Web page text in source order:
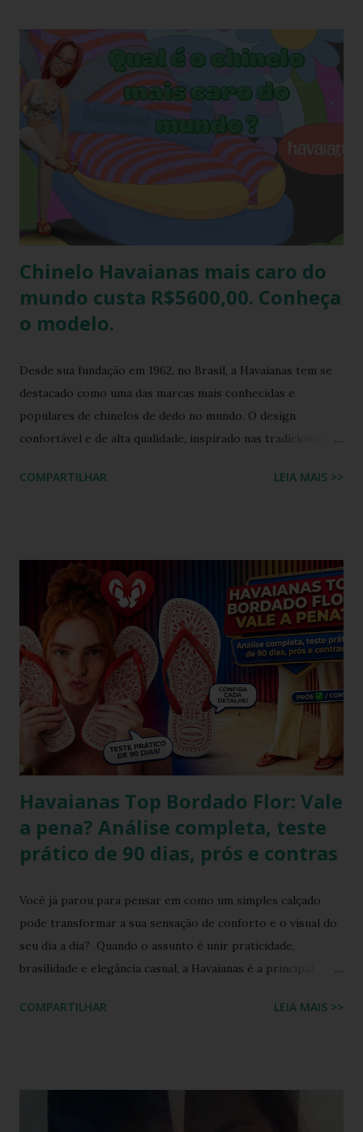
o amigo havaianas acontece no final do ano para
comemorar o final do ano letivo nas escolas, nas
confraternizações do trabalho, nas festas de fim de ano,
etc.. Além da diversão que a brincadeira proporciona,
também é uma excelente oportunidade de ganhar muitas
havaianas e incorporar sua coleção.
Chinelo Havaianas mais caro do
mundo custa R$5600,00. Conheça
o modelo.
Desde sua fundação em 1962, no Brasil, a Havaianas tem se
destacado como uma das marcas mais conhecidas e
populares de chinelos de dedo no mundo. O design
confortável e de alta qualidade, inspirado nas tradicionais
coração dos consumidores em todo o mundo. Hoje, a marca
uma marca frequentemente associada ao estilo de vida
descontraído e ao clima quente. Além dos chinelos, a marca
também oferece bolsas, mochilas e acessórios, solidificando
sua presença na moda e na cultura popular. A Havaianas tem
colaborado com diversas marcas e celebridades ao longo
dos anos, criando coleções limitadas e edições especiais de
seus produtos. Amplamente conhecida por seus esforços
de responsabilidade social e ambiental, a havaianas
implementa práticas sustentáveis em sua p...
COMPARTILHAR LEIA MAIS >>
Havaianas Top Bordado Flor: Vale
a pena? Análise completa, teste
prático de 90 dias, prós e contras
Você já parou para pensar em como um simples calçado
pode transformar a sua sensação de conforto e o visual do
seu dia a dia? Quando o assunto é unir praticidade,
brasilidade e elegância casual, a Havaianas é a principal
Bordado Flor custando R$ 89,99 quase o dobro de um
COMPARTILHAR LEIA MAIS >>